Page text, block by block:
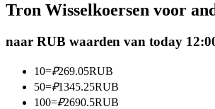
Tron Wisselkoersen voor
naar RUB waarden van today
10=₽269.05RUB
50=₽1345.25RUB
100=₽2690.5RUB